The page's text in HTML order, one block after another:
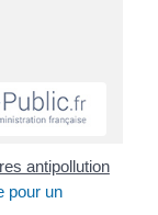
antipollution
pour un